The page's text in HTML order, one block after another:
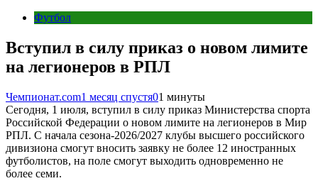
Футбол
Вступил в силу приказ о новом лимите
на легионеров в РПЛ
Чемпионат.com1 месяц спустя01 минуты
Сегодня, 1 июля, вступил в силу приказ Министерства спорта
Российской Федерации о новом лимите на легионеров в Мир
РПЛ. С начала сезона-2026/2027 клубы высшего российского
дивизиона смогут вносить заявку не более 12 иностранных
футболистов, на поле смогут выходить одновременно не
более семи.